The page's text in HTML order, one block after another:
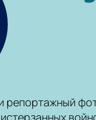
репортажный